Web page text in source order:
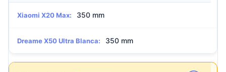
Xiaomi X20 Max: 350 mm
Dreame X50 Ultra Blanca: 350 mm